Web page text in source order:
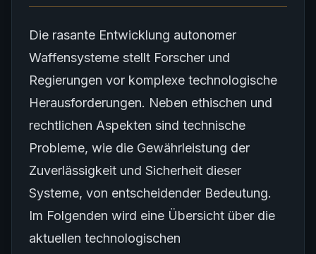
Die rasante Entwicklung autonomer
Waffensysteme stellt Forscher und
Regierungen vor komplexe technologische
Herausforderungen. Neben ethischen und
rechtlichen Aspekten sind technische
Probleme, wie die Gewährleistung der
Zuverlässigkeit und Sicherheit dieser
Systeme, von entscheidender Bedeutung.
Im Folgenden wird eine Übersicht über die
aktuellen technologischen